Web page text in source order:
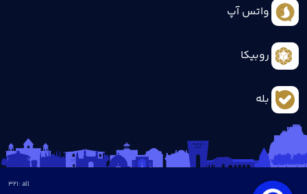
واتس آپ
روبیکا
بله
all :
321